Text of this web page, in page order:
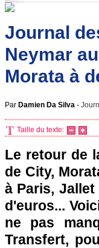
Journal
Neymar
Morata à
Par Damien Da Silva -
Taille du texte:
Le retour de
de City,
à Paris,
d'euros...
ne pas
Transfert,